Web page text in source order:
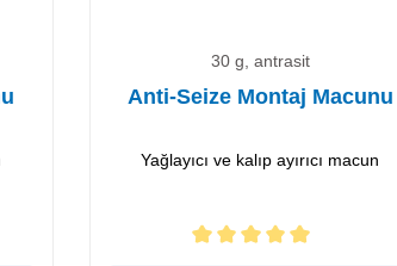
30 g, antrasit
Anti-Seize Montaj Macunu
Yağlayıcı ve kalıp ayırıcı macun